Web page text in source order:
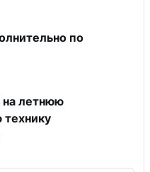
по
на летнюю
технику